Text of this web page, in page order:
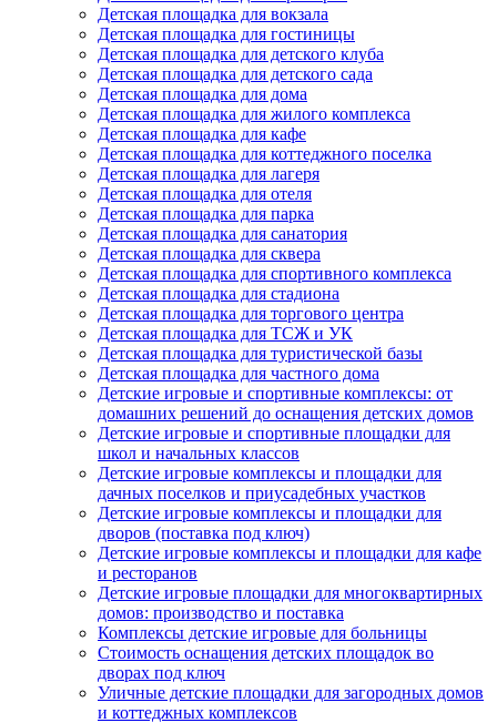
Детская площадка для вокзала
Детская площадка для гостиницы
Детская площадка для детского клуба
Детская площадка для детского сада
Детская площадка для дома
Детская площадка для жилого комплекса
Детская площадка для кафе
Детская площадка для коттеджного поселка
Детская площадка для лагеря
Детская площадка для отеля
Детская площадка для парка
Детская площадка для санатория
Детская площадка для сквера
Детская площадка для спортивного комплекса
Детская площадка для стадиона
Детская площадка для торгового центра
Детская площадка для ТСЖ и УК
Детская площадка для туристической базы
Детская площадка для частного дома
Детские игровые и спортивные комплексы: от
домашних решений до оснащения детских домов
Детские игровые и спортивные площадки для
школ и начальных классов
Детские игровые комплексы и площадки для
дачных поселков и приусадебных участков
Детские игровые комплексы и площадки для
дворов (поставка под ключ)
Детские игровые комплексы и площадки для кафе
и ресторанов
Детские игровые площадки для многоквартирных
домов: производство и поставка
Комплексы детские игровые для больницы
Стоимость оснащения детских площадок во
дворах под ключ
Уличные детские площадки для загородных домов
и коттеджных комплексов